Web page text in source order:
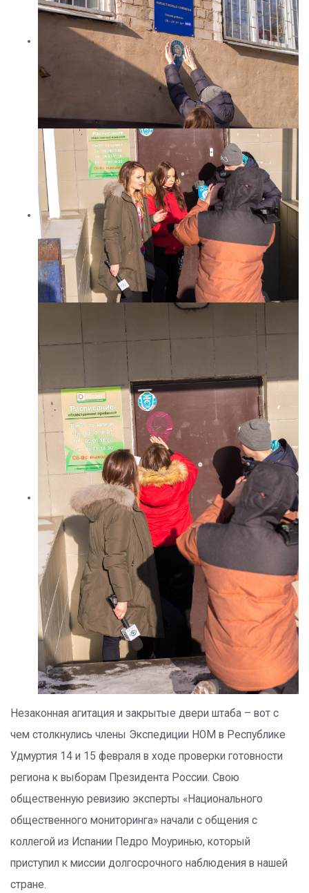
Незаконная агитация и закрытые двери штаба – вот с
чем столкнулись члены Экспедиции НОМ в Республике
Удмуртия 14 и 15 февраля в ходе проверки готовности
региона к выборам Президента России. Свою
общественную ревизию эксперты «Национального
общественного мониторинга» начали с общения с
коллегой из Испании Педро Моуринью, который
приступил к миссии долгосрочного наблюдения в нашей
стране.